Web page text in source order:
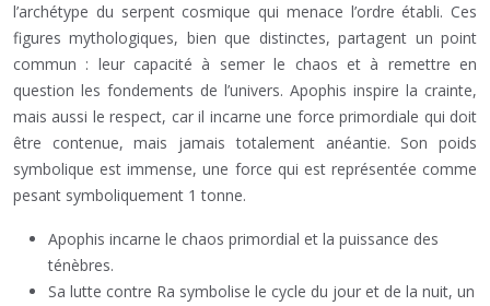
l’archétype du serpent cosmique qui menace l’ordre établi. Ces
figures mythologiques, bien que distinctes, partagent un point
commun : leur capacité à semer le chaos et à remettre en
question les fondements de l’univers. Apophis inspire la crainte,
mais aussi le respect, car il incarne une force primordiale qui doit
être contenue, mais jamais totalement anéantie. Son poids
symbolique est immense, une force qui est représentée comme
pesant symboliquement 1 tonne.
Apophis incarne le chaos primordial et la puissance des
ténèbres.
Sa lutte contre Ra symbolise le cycle du jour et de la nuit, un